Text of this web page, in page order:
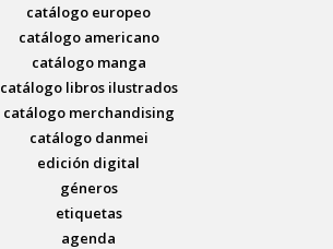
catálogo europeo
catálogo americano
catálogo manga
catálogo libros ilustrados
catálogo merchandising
catálogo danmei
edición digital
géneros
etiquetas
agenda